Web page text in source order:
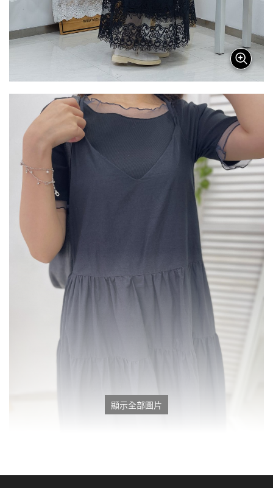
顯示全部圖片